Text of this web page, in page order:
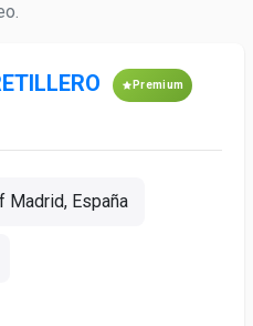
Premium
Madrid, España